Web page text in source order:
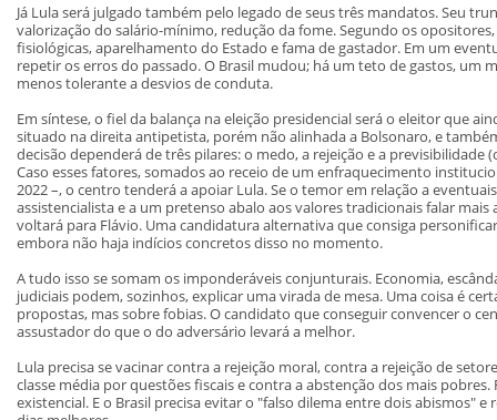
Já Lula será julgado também pelo legado de seus três mandatos. Seu
valorização do salário-mínimo, redução da fome. Segundo os
fisiológicas, aparelhamento do Estado e fama de gastador. Em um
repetir os erros do passado. O Brasil mudou; há um teto de gastos, um
menos tolerante a desvios de conduta.
Em síntese, o fiel da balança na eleição presidencial será o eleitor que
situado na direita antipetista, porém não alinhada a Bolsonaro, e
decisão dependerá de três pilares: o medo, a rejeição e a previsibilidade
Caso esses fatores, somados ao receio de um enfraquecimento
2022 –, o centro tenderá a apoiar Lula. Se o temor em relação a
assistencialista e a um pretenso abalo aos valores tradicionais falar mais
voltará para Flávio. Uma candidatura alternativa que consiga
embora não haja indícios concretos disso no momento.
A tudo isso se somam os imponderáveis conjunturais. Economia,
judiciais podem, sozinhos, explicar uma virada de mesa. Uma coisa é
propostas, mas sobre fobias. O candidato que conseguir convencer o
assustador do que o do adversário levará a melhor.
Lula precisa se vacinar contra a rejeição moral, contra a rejeição de
classe média por questões fiscais e contra a abstenção dos mais
existencial. E o Brasil precisa evitar o "falso dilema entre dois abismos" e